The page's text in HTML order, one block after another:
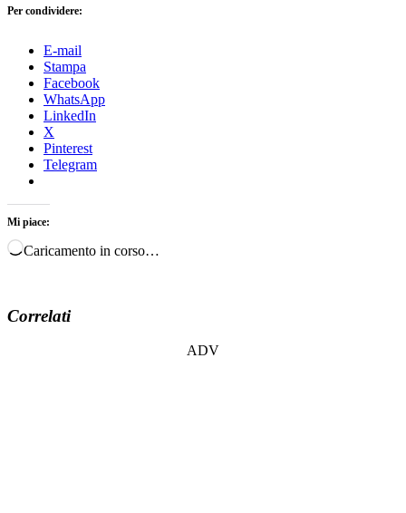
Per condividere:
E-mail
Stampa
Facebook
WhatsApp
LinkedIn
X
Pinterest
Telegram
Mi piace:
Caricamento in corso…
Correlati
ADV